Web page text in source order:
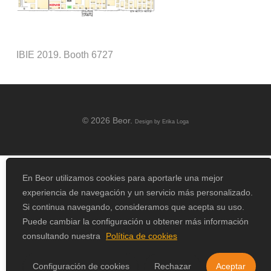
En Beor utilizamos cookies para aportarle una mejor
experiencia de navegación y un servicio más personalizado.
Si continua navegando, consideramos que acepta su uso.
Puede cambiar la configuración u obtener más información
consultando nuestra
Política de cookies
Configuración de cookies Rechazar Aceptar
IBIE 2019. Booth 6727
© 2026 Beor. Design by Erika Loga